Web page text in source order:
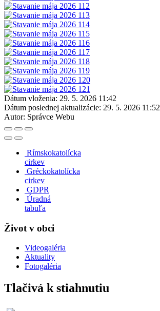
Dátum vloženia: 29. 5. 2026 11:42
Dátum poslednej aktualizácie: 29. 5. 2026 11:52
Autor: Správce Webu
Rímskokatolícka
cirkev
Gréckokatolícka
cirkev
GDPR
Úradná
tabuľa
Život v obci
Videogaléria
Aktuality
Fotogaléria
Tlačivá k stiahnutiu